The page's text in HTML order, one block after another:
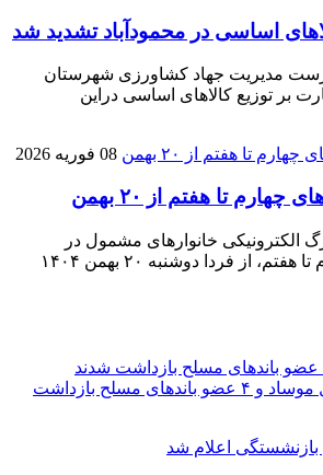
اساسی در محمودآباد تشدید شد
مدیریت جهاد کشاورزی شهرستان
بر توزیع کالا‌های اساسی دراین
08 فوریه 2026
تا هفتم از ۲۰ بهمن
الکترونیکی خانوار‌های مشمول در
دهک‌های درآمدی چهارم تا هفتم، از فردا دوشنبه ۲۰ بهمن ۱۴۰۴
۲۱ عامل موساد و ۴ عضو باند‌های مسلح بازداشت
اعلام شد